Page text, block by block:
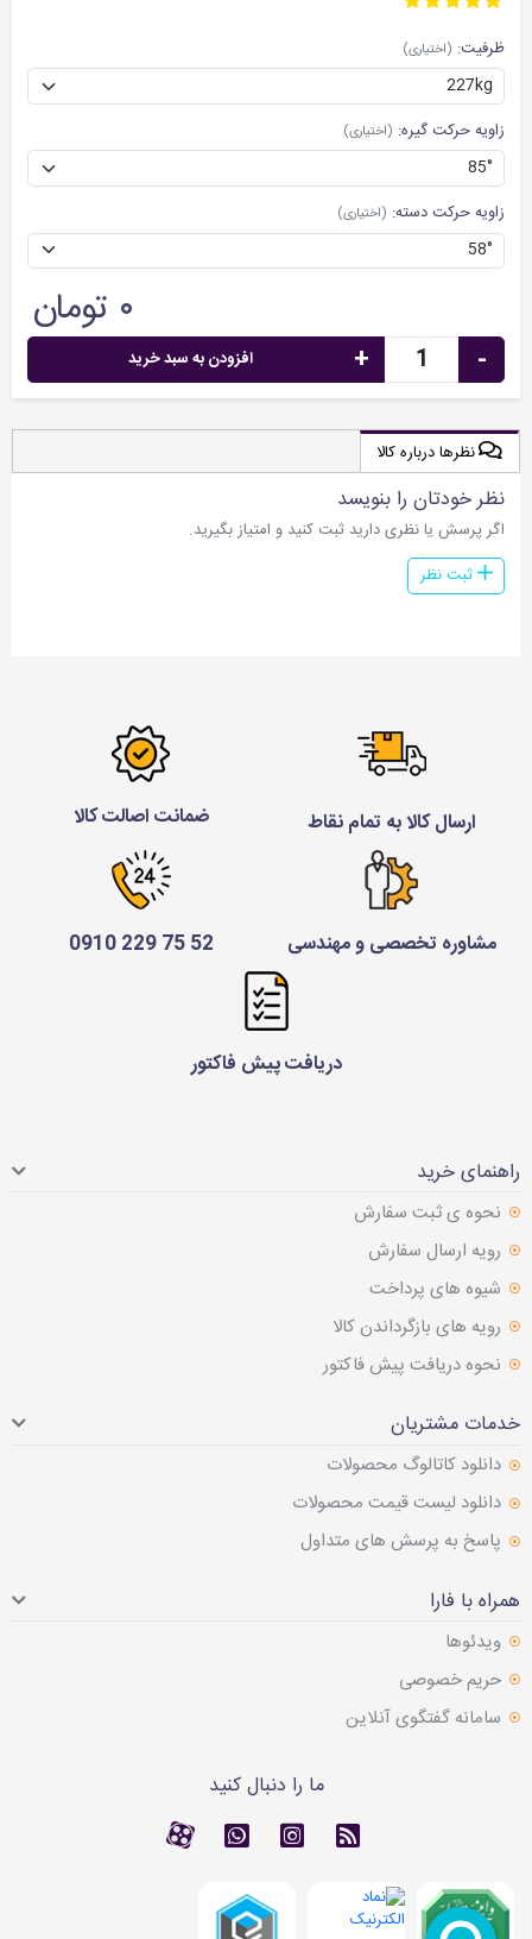
ظرفیت: (اختیاری)
زاویه حرکت گیره: (اختیاری)
زاویه حرکت دسته: (اختیاری)
۰ تومان
-
+ افزودن به سبد خرید
نظرها درباره کالا
نظر خودتان را بنویسد
اگر پرسش یا نظری دارید ثبت کنید و امتیاز بگیرید.
ثبت نظر
ارسال کالا به تمام نقاط ضمانت اصالت کالا
مشاوره تخصصی و مهندسی 52 75 229 0910
دریافت پیش فاکتور
راهنمای خرید
نحوه ی ثبت سفارش
رویه ارسال سفارش
شیوه های پرداخت
رویه های بازگرداندن کالا
نحوه دریافت پیش فاکتور
خدمات مشتریان
دانلود کاتالوگ محصولات
دانلود لیست قیمت محصولات
پاسخ به پرسش های متداول
همراه با فارا
ویدئوها
حریم خصوصی
سامانه گفتگوی آنلاین
ما را دنبال کنید
RSS کانال آپارات
تماس با واتس اپ
کانال آپارات